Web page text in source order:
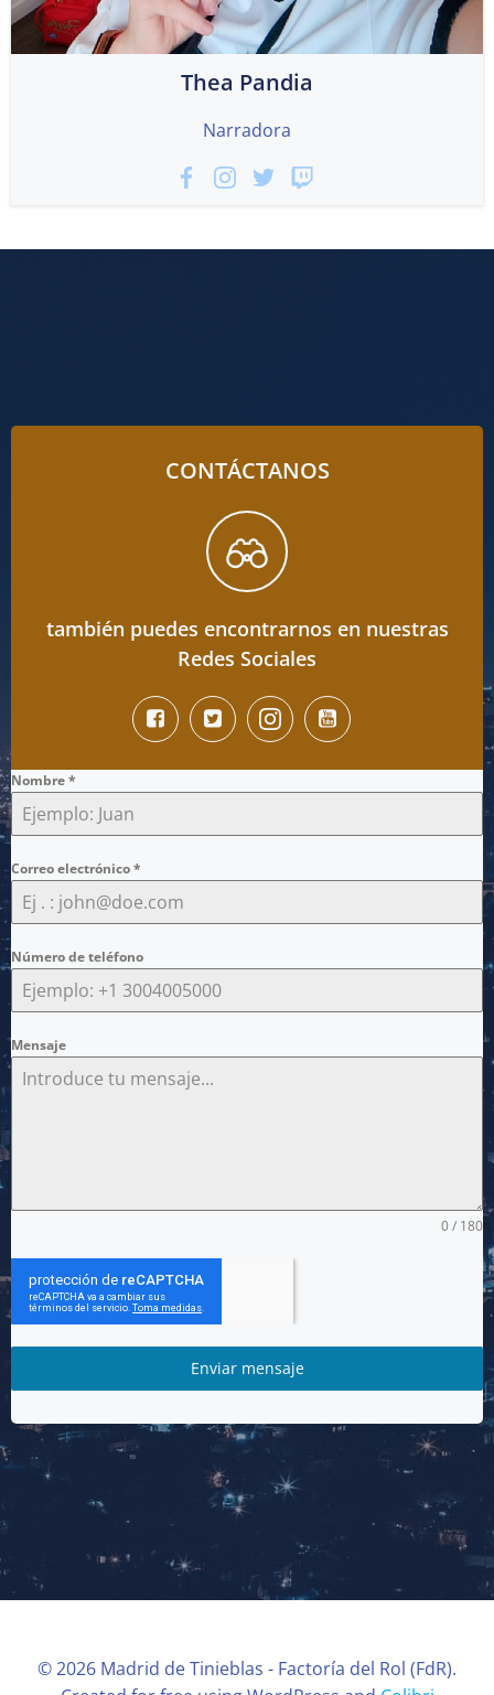
Thea Pandia
Narradora
CONTÁCTANOS
también puedes encontrarnos en nuestras
Redes Sociales
Nombre*
Correo electrónico*
Número de teléfono
Mensaje
0 / 180
Enviar mensaje
© 2026 Madrid de Tinieblas - Factoría del Rol (FdR).